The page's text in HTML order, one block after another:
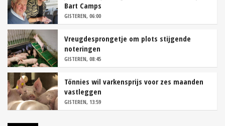
Bart Camps
GISTEREN, 06:00
Vreugdesprongetje om plots stijgende
noteringen
GISTEREN, 08:45
Tönnies wil varkensprijs voor zes maanden
vastleggen
GISTEREN, 13:59